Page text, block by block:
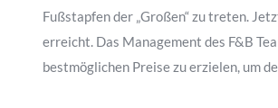
Fußstapfen der „Großen“ zu treten.
erreicht. Das Management des F&B
bestmöglichen Preise zu erzielen, um